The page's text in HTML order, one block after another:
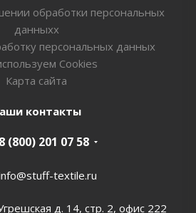
обработки персональных
данныхх
персональных данных
Cookies
Карта сайта
контакты
8 (800) 201 07 58
textile.ru
д. 14, стр. 2, офис 222